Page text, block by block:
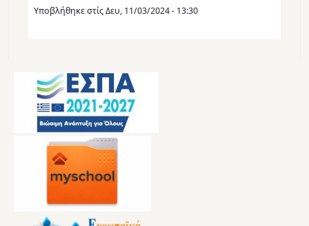
Υποβλήθηκε στίςΔευ, 11/03/2024 - 13:30